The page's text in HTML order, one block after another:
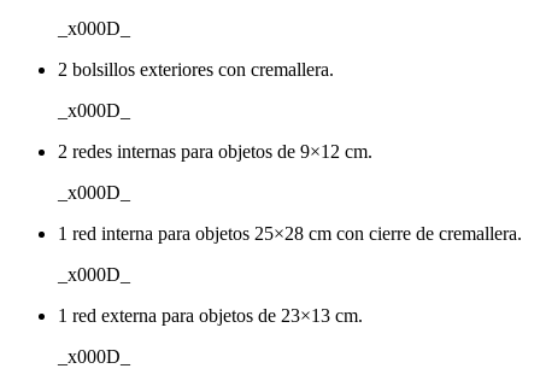
_x000D_
2 bolsillos exteriores con cremallera.
_x000D_
2 redes internas para objetos de 9×12 cm.
_x000D_
1 red interna para objetos 25×28 cm con cierre de cremallera.
_x000D_
1 red externa para objetos de 23×13 cm.
_x000D_